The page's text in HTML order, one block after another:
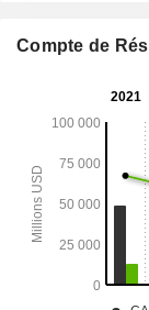
Compte de